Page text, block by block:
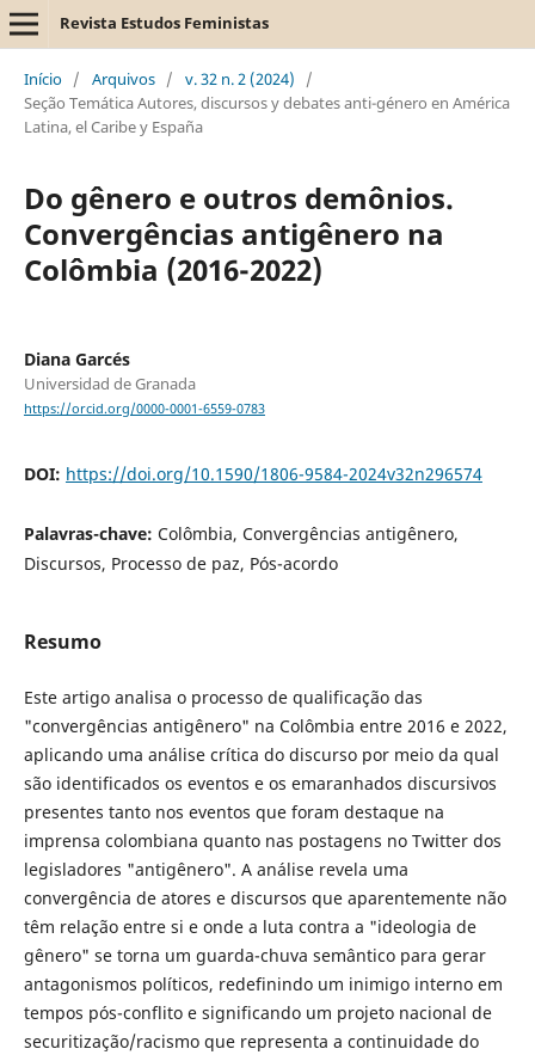
Revista Estudos Feministas
Início / Arquivos / v. 32 n. 2 (2024)
/
Seção Temática Autores, discursos y debates anti-género en América
Latina, el Caribe y España
Do gênero e outros demônios.
Convergências antigênero na
Colômbia (2016-2022)
Diana Garcés
Universidad de Granada
https://orcid.org/0000-0001-6559-0783
DOI: https://doi.org/10.1590/1806-9584-2024v32n296574
Palavras-chave: Colômbia, Convergências antigênero,
Discursos, Processo de paz, Pós-acordo
Resumo
Este artigo analisa o processo de qualificação das
"convergências antigênero" na Colômbia entre 2016 e 2022,
aplicando uma análise crítica do discurso por meio da qual
são identificados os eventos e os emaranhados discursivos
presentes tanto nos eventos que foram destaque na
imprensa colombiana quanto nas postagens no Twitter dos
legisladores "antigênero". A análise revela uma
convergência de atores e discursos que aparentemente não
têm relação entre si e onde a luta contra a "ideologia de
gênero" se torna um guarda-chuva semântico para gerar
antagonismos políticos, redefinindo um inimigo interno em
tempos pós-conflito e significando um projeto nacional de
securitização/racismo que representa a continuidade do